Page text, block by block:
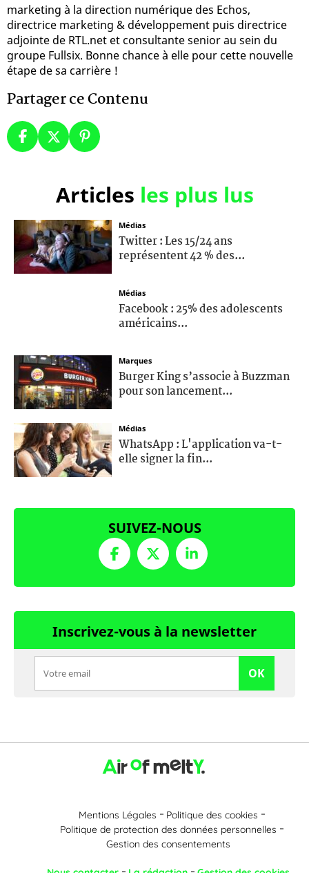
marketing à la direction numérique des Echos,
directrice marketing & développement puis directrice
adjointe de RTL.net et consultante senior au sein du
groupe Fullsix. Bonne chance à elle pour cette nouvelle
étape de sa carrière !
Partager ce Contenu
Articles les plus lus
Médias
Twitter : Les 15/24 ans
représentent 42 % des...
Médias
Facebook : 25% des adolescents
américains...
Marques
Burger King s’associe à Buzzman
pour son lancement...
Médias
WhatsApp : L'application va-t-
elle signer la fin...
SUIVEZ-NOUS
Inscrivez-vous à la newsletter
OK
Mentions Légales
Politique des cookies
Politique de protection des données personnelles
Gestion des consentements